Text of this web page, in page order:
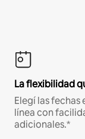
La flexibilidad
Elegí las fechas
línea con
adicionales.*